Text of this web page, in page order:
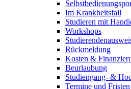
Im Krankheitsfall
Studieren mit
Workshops
Rückmeldung
Kosten &
Beurlaubung
Studiengang- &
Termine und Fristen